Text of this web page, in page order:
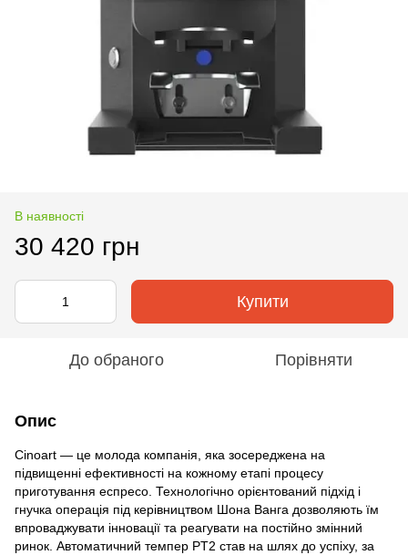
В наявності
30 420 грн
Купити
До обраного Порівняти
Опис
Cinoart — це молода компанія, яка зосереджена на
підвищенні ефективності на кожному етапі процесу
приготування еспресо. Технологічно орієнтований підхід і
гнучка операція під керівництвом Шона Ванга дозволяють їм
впроваджувати інновації та реагувати на постійно змінний
ринок. Автоматичний темпер PT2 став на шлях до успіху, за